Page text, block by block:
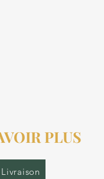
PLUS
Livraison